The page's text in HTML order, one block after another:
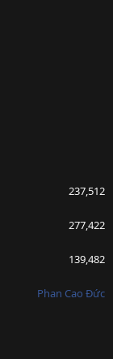
237,512
277,422
139,482
Phan Cao Đức